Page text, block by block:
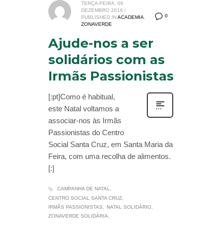
0
TERÇA-FEIRA, 06
DEZEMBRO 2016 /
PUBLISHED IN ACADEMIA,
ZONAVERDE
Ajude-nos a ser
solidários com as
Irmãs Passionistas
[:pt]Como é habitual,
este Natal voltamos a
associar-nos às Irmãs
Passionistas do Centro
Social Santa Cruz, em Santa Maria da
Feira, com uma recolha de alimentos.
[:]
CAMPANHA DE NATAL
CENTRO SOCIAL SANTA CRUZ
IRMÃS PASSIONISTAS
NATAL SOLIDÁRIO
ZONAVERDE SOLIDÁRIA